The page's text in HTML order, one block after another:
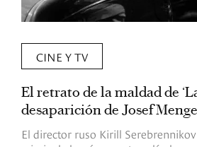
CINE Y TV
El retrato de la maldad de
desaparición de Josef
El director ruso Kirill